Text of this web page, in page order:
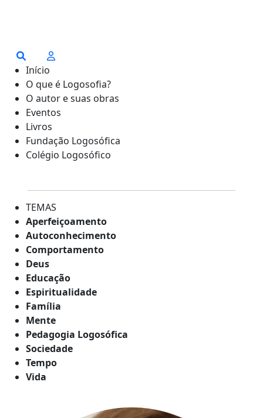
Início
O que é Logosofia?
O autor e suas obras
Eventos
Livros
Fundação Logosófica
Colégio Logosófico
TEMAS
Aperfeiçoamento
Autoconhecimento
Comportamento
Deus
Educação
Espiritualidade
Família
Mente
Pedagogia Logosófica
Sociedade
Tempo
Vida